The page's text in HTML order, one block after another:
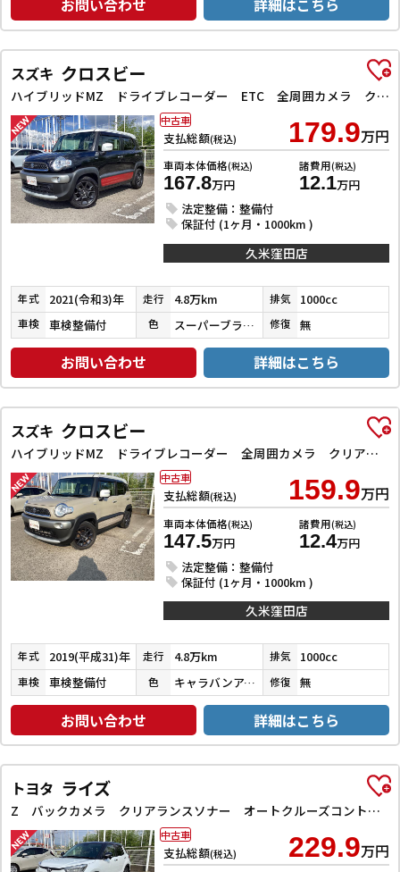
お問い合わせ 詳細はこちら
スズキ クロスビー
ハイブリッドMZ ドライブレコーダー ETC 全周囲カメラ クリアランスソナー オートクルーズコントロール レーンアシスト 衝突被害軽減システム ナビ TV オートライト LEDヘッドランプ アルミホイール
支払総額(税込) 179.9万円
車両本体価格(税込)
167.8万円
諸費用(税込)
12.1万円
法定整備：整備付
保証付 (1ヶ月・1000km )
中古車
久米窪田店
年式 2021(令和3)年 走行 4.8万km 排気 1000cc
車検 車検整備付 色 スーパーブラックＰ／ピュアホワイトＰ／バーニングレッドパール 修復 無
お問い合わせ 詳細はこちら
スズキ クロスビー
ハイブリッドMZ ドライブレコーダー 全周囲カメラ クリアランスソナー オートクルーズコントロール 衝突被害軽減システム ナビ TV LEDヘッドランプ アルミホイール スマートキー 電動格納ミラー シートヒーター
支払総額(税込) 159.9万円
車両本体価格(税込)
147.5万円
諸費用(税込)
12.4万円
法定整備：整備付
保証付 (1ヶ月・1000km )
中古車
久米窪田店
年式 2019(平成31)年 走行 4.8万km 排気 1000cc
車検 車検整備付 色 キャラバンアイボリーパールメタリック／ピュアホワイトパール 修復 無
お問い合わせ 詳細はこちら
トヨタ ライズ
Z バックカメラ クリアランスソナー オートクルーズコントロール レーンアシスト 衝突被害軽減システム TV LEDヘッドランプ アルミホイール スマートキー アイドリングストップ 電動格納ミラー
支払総額(税込) 229.9万円
中古車